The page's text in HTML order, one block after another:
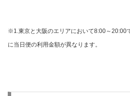
※1.東京と大阪のエリアにおいて8:00～20:00
に当日便の利用金額が異なります。